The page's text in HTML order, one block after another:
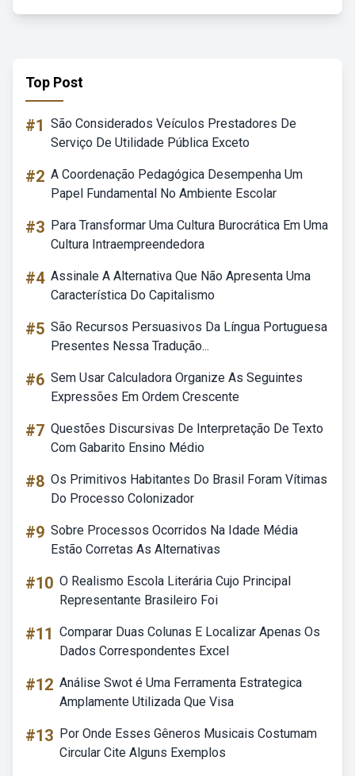
Top Post
#1 São Considerados Veículos Prestadores De
Serviço De Utilidade Pública Exceto
#2 A Coordenação Pedagógica Desempenha Um
Papel Fundamental No Ambiente Escolar
#3 Para Transformar Uma Cultura Burocrática Em Uma
Cultura Intraempreendedora
#4 Assinale A Alternativa Que Não Apresenta Uma
Característica Do Capitalismo
#5 São Recursos Persuasivos Da Língua Portuguesa
Presentes Nessa Tradução...
#6 Sem Usar Calculadora Organize As Seguintes
Expressões Em Ordem Crescente
#7 Questões Discursivas De Interpretação De Texto
Com Gabarito Ensino Médio
#8 Os Primitivos Habitantes Do Brasil Foram Vítimas
Do Processo Colonizador
#9 Sobre Processos Ocorridos Na Idade Média
Estão Corretas As Alternativas
#10 O Realismo Escola Literária Cujo Principal
Representante Brasileiro Foi
#11 Comparar Duas Colunas E Localizar Apenas Os
Dados Correspondentes Excel
#12 Análise Swot é Uma Ferramenta Estrategica
Amplamente Utilizada Que Visa
#13 Por Onde Esses Gêneros Musicais Costumam
Circular Cite Alguns Exemplos